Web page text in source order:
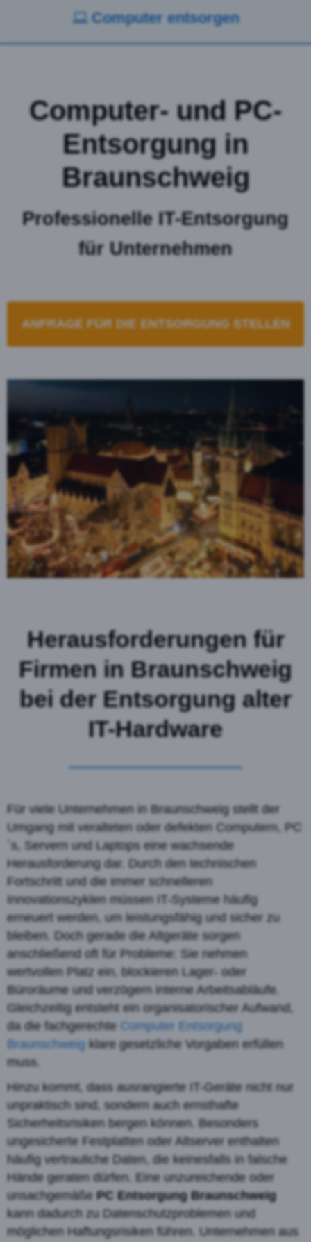
Computer entsorgen
Computer- und PC-
Entsorgung in
Braunschweig
Professionelle IT-Entsorgung
für Unternehmen
ANFRAGE FÜR DIE ENTSORGUNG STELLEN
Herausforderungen für
Firmen in Braunschweig
bei der Entsorgung alter
IT-Hardware
Für viele Unternehmen in Braunschweig stellt der
Umgang mit veralteten oder defekten Computern, PC
´s, Servern und Laptops eine wachsende
Herausforderung dar. Durch den technischen
Fortschritt und die immer schnelleren
Innovationszyklen müssen IT-Systeme häufig
erneuert werden, um leistungsfähig und sicher zu
bleiben. Doch gerade die Altgeräte sorgen
anschließend oft für Probleme: Sie nehmen
wertvollen Platz ein, blockieren Lager- oder
Büroräume und verzögern interne Arbeitsabläufe.
Gleichzeitig entsteht ein organisatorischer Aufwand,
da die fachgerechte Computer Entsorgung
Braunschweig klare gesetzliche Vorgaben erfüllen
muss.
Hinzu kommt, dass ausrangierte IT-Geräte nicht nur
unpraktisch sind, sondern auch ernsthafte
Sicherheitsrisiken bergen können. Besonders
ungesicherte Festplatten oder Altserver enthalten
häufig vertrauliche Daten, die keinesfalls in falsche
Hände geraten dürfen. Eine unzureichende oder
unsachgemäße PC Entsorgung Braunschweig
kann dadurch zu Datenschutzproblemen und
möglichen Haftungsrisiken führen. Unternehmen aus